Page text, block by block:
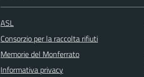
ASL
Consorzio per la raccolta rifiuti
Memorie del Monferrato
Informativa privacy